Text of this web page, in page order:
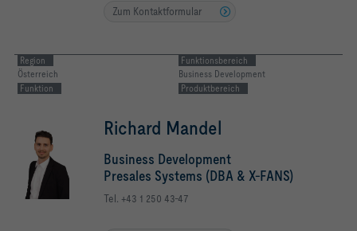
Zum Kontaktformular
Region
Österreich
Funktionsbereich
Business Development
Funktion
Produktbereich
Richard Mandel
Business Development
Presales Systems (DBA & X-FANS)
Tel. +43 1 250 43-47